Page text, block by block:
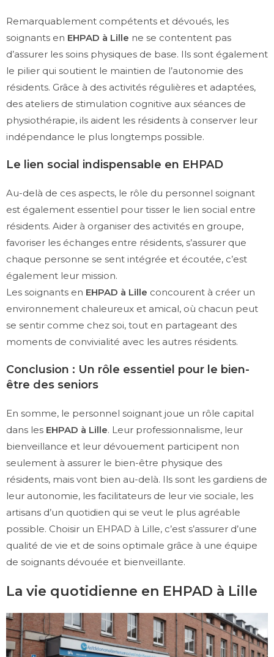
Remarquablement compétents et dévoués, les
soignants en EHPAD à Lille ne se contentent pas
d’assurer les soins physiques de base. Ils sont également
le pilier qui soutient le maintien de l’autonomie des
résidents. Grâce à des activités régulières et adaptées,
des ateliers de stimulation cognitive aux séances de
physiothérapie, ils aident les résidents à conserver leur
indépendance le plus longtemps possible.
Le lien social indispensable en EHPAD
Au-delà de ces aspects, le rôle du personnel soignant
est également essentiel pour tisser le lien social entre
résidents. Aider à organiser des activités en groupe,
favoriser les échanges entre résidents, s’assurer que
chaque personne se sent intégrée et écoutée, c’est
également leur mission.
Les soignants en EHPAD à Lille concourent à créer un
environnement chaleureux et amical, où chacun peut
se sentir comme chez soi, tout en partageant des
moments de convivialité avec les autres résidents.
Conclusion : Un rôle essentiel pour le bien-
être des seniors
En somme, le personnel soignant joue un rôle capital
dans les EHPAD à Lille. Leur professionnalisme, leur
bienveillance et leur dévouement participent non
seulement à assurer le bien-être physique des
résidents, mais vont bien au-delà. Ils sont les gardiens de
leur autonomie, les facilitateurs de leur vie sociale, les
artisans d’un quotidien qui se veut le plus agréable
possible. Choisir un EHPAD à Lille, c’est s’assurer d’une
qualité de vie et de soins optimale grâce à une équipe
de soignants dévouée et bienveillante.
La vie quotidienne en EHPAD à Lille